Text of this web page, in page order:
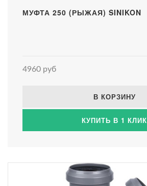
МУФТА 250 (РЫЖАЯ) SINIKON
4960 руб
В КОРЗИНУ
КУПИТЬ В 1 КЛИК